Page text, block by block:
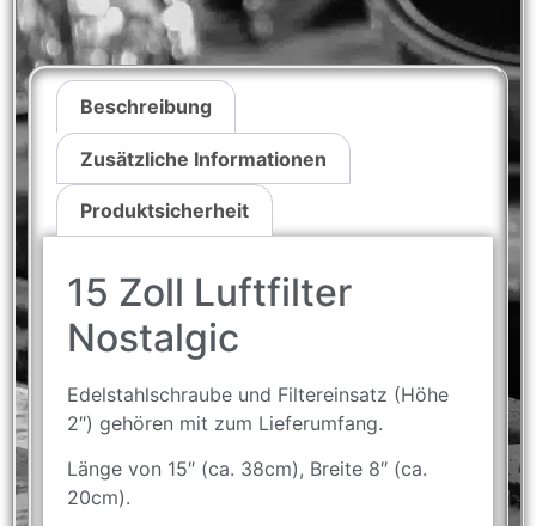
Beschreibung
Zusätzliche Informationen
Produktsicherheit
15 Zoll Luftfilter
Nostalgic
Edelstahlschraube und Filtereinsatz (Höhe
2″) gehören mit zum Lieferumfang.
Länge von 15″ (ca. 38cm), Breite 8″ (ca.
20cm).